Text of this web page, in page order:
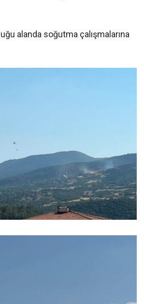
alanda soğutma çalışmalarına